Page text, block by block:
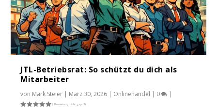
JTL-Betriebsrat: So schützt du dich als
Mitarbeiter
von Mark Steier | März 30, 2026 | Onlinehandel | 0 |